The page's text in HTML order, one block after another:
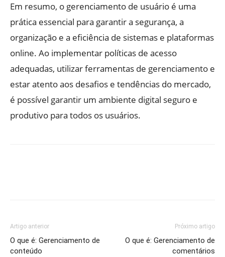
Em resumo, o gerenciamento de usuário é uma
prática essencial para garantir a segurança, a
organização e a eficiência de sistemas e plataformas
online. Ao implementar políticas de acesso
adequadas, utilizar ferramentas de gerenciamento e
estar atento aos desafios e tendências do mercado,
é possível garantir um ambiente digital seguro e
produtivo para todos os usuários.
Artigo anterior
O que é: Gerenciamento de
conteúdo
Próximo artigo
O que é: Gerenciamento de
comentários